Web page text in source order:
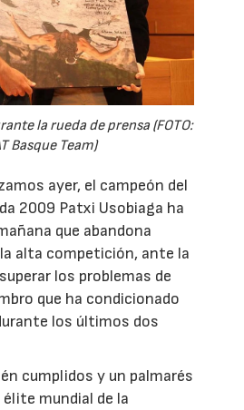
la rueda de prensa (FOTO:
Basque Team)
ayer, el campeón del
2009 Patxi Usobiaga ha
que abandona
alta competición, ante la
los problemas de
que ha condicionado
los últimos dos
cumplidos y un palmarés
mundial de la